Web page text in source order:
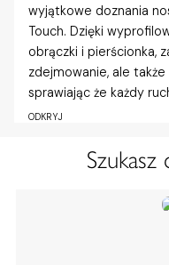
wyjątkowe doznania
Touch. Dzięki
obrączki i pierścionka,
zdejmowanie, ale także
sprawiając że każdy
ODKRYJ
Szukasz